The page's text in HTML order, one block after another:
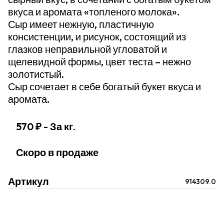
вкуса и аромата «топленого молока».
Сыр имеет нежную, пластичную
консистенции, и рисунок, состоящий из
глазков неправильной угловатой и
щелевидной формы, цвет теста – нежно
золотистый.
Сыр сочетает в себе богатый букет вкуса и
аромата.
570 ₽ - За кг.
Скоро в продаже
Артикул 914309.0